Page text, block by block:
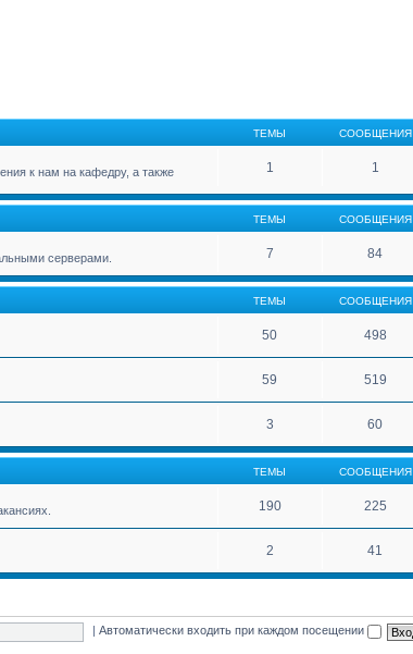
ТЕМЫ СООБЩЕНИЯ
к нам на кафедру, а также
1 1
ТЕМЫ СООБЩЕНИЯ
серверами. 7 84
ТЕМЫ СООБЩЕНИЯ
50 498
59 519
3 60
ТЕМЫ СООБЩЕНИЯ
190 225
2 41
Автоматически входить при каждом посещении